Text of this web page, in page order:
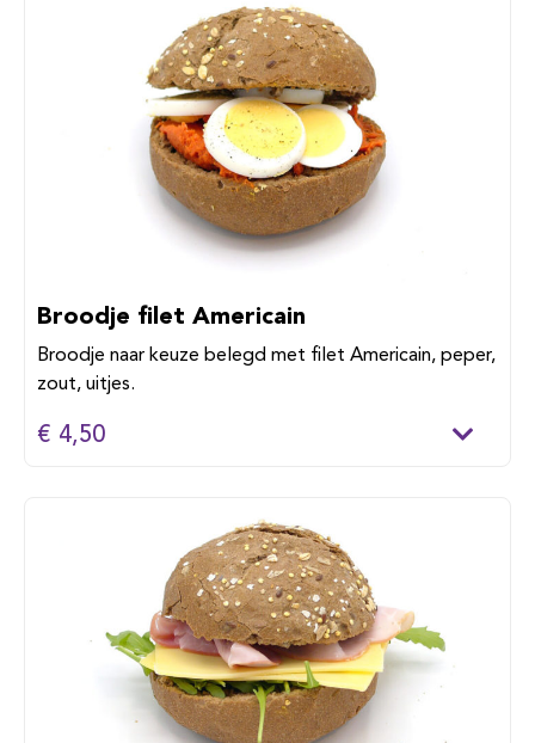
Broodje filet Americain
Broodje naar keuze belegd met filet Americain, peper,
zout, uitjes.
€ 4,50